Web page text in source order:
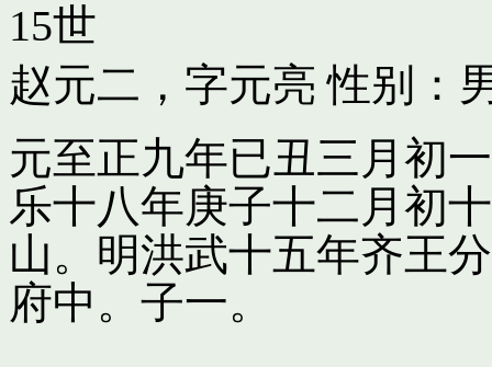
15世
赵元二，字元亮 性别：
元至正九年已丑三月初
乐十八年庚子十二月初
山。明洪武十五年齐王
府中。子一。